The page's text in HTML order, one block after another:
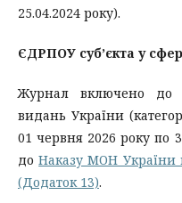
25.04.2024 року).
ЄДРПОУ суб’єкта у
Журнал включено до
видань України
01 червня 2026 року по
доНаказу МОН України
(Додаток 13).